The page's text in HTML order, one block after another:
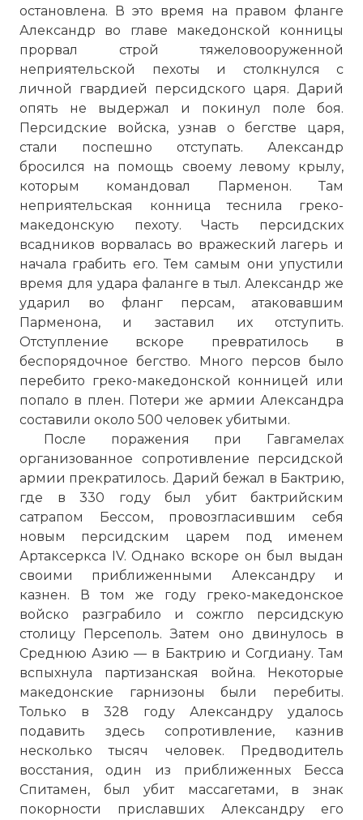
остановлена. В это время на правом фланге
Александр во главе македонской конницы
прорвал строй тяжеловооруженной
неприятельской пехоты и столкнулся с
личной гвардией персидского царя. Дарий
опять не выдержал и покинул поле боя.
Персидские войска, узнав о бегстве царя,
стали поспешно отступать. Александр
бросился на помощь своему левому крылу,
которым командовал Парменон. Там
неприятельская конница теснила греко-
македонскую пехоту. Часть персидских
всадников ворвалась во вражеский лагерь и
начала грабить его. Тем самым они упустили
время для удара фаланге в тыл. Александр же
ударил во фланг персам, атаковавшим
Парменона, и заставил их отступить.
Отступление вскоре превратилось в
беспорядочное бегство. Много персов было
перебито греко-македонской конницей или
попало в плен. Потери же армии Александра
составили около 500 человек убитыми.
После поражения при Гавгамелах
организованное сопротивление персидской
армии прекратилось. Дарий бежал в Бактрию,
где в 330 году был убит бактрийским
сатрапом Бессом, провозгласившим себя
новым персидским царем под именем
Артаксеркса IV. Однако вскоре он был выдан
своими приближенными Александру и
казнен. В том же году греко-македонское
войско разграбило и сожгло персидскую
столицу Персеполь. Затем оно двинулось в
Среднюю Азию — в Бактрию и Согдиану. Там
вспыхнула партизанская война. Некоторые
македонские гарнизоны были перебиты.
Только в 328 году Александру удалось
подавить здесь сопротивление, казнив
несколько тысяч человек. Предводитель
восстания, один из приближенных Бесса
Спитамен, был убит массагетами, в знак
покорности приславших Александру его